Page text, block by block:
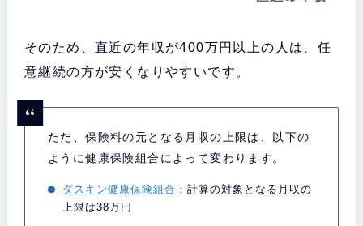
そのため、直近の年収が400万円以上の人は、任
意継続の方が安くなりやすいです。
ただ、保険料の元となる月収の上限は、以下の
ように健康保険組合によって変わります。
ダスキン健康保険組合 ：計算の対象となる月収の
上限は38万円